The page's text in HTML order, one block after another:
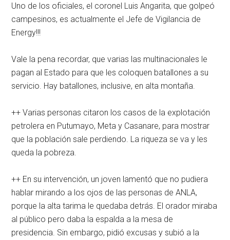
Uno de los oficiales, el coronel Luis Angarita, que golpeó
campesinos, es actualmente el Jefe de Vigilancia de
Energy!!!
Vale la pena recordar, que varias las multinacionales le
pagan al Estado para que les coloquen batallones a su
servicio. Hay batallones, inclusive, en alta montaña.
++ Varias personas citaron los casos de la explotación
petrolera en Putumayo, Meta y Casanare, para mostrar
que la población sale perdiendo. La riqueza se va y les
queda la pobreza.
++ En su intervención, un joven lamentó que no pudiera
hablar mirando a los ojos de las personas de ANLA,
porque la alta tarima le quedaba detrás. El orador miraba
al público pero daba la espalda a la mesa de
presidencia. Sin embargo, pidió excusas y subió a la